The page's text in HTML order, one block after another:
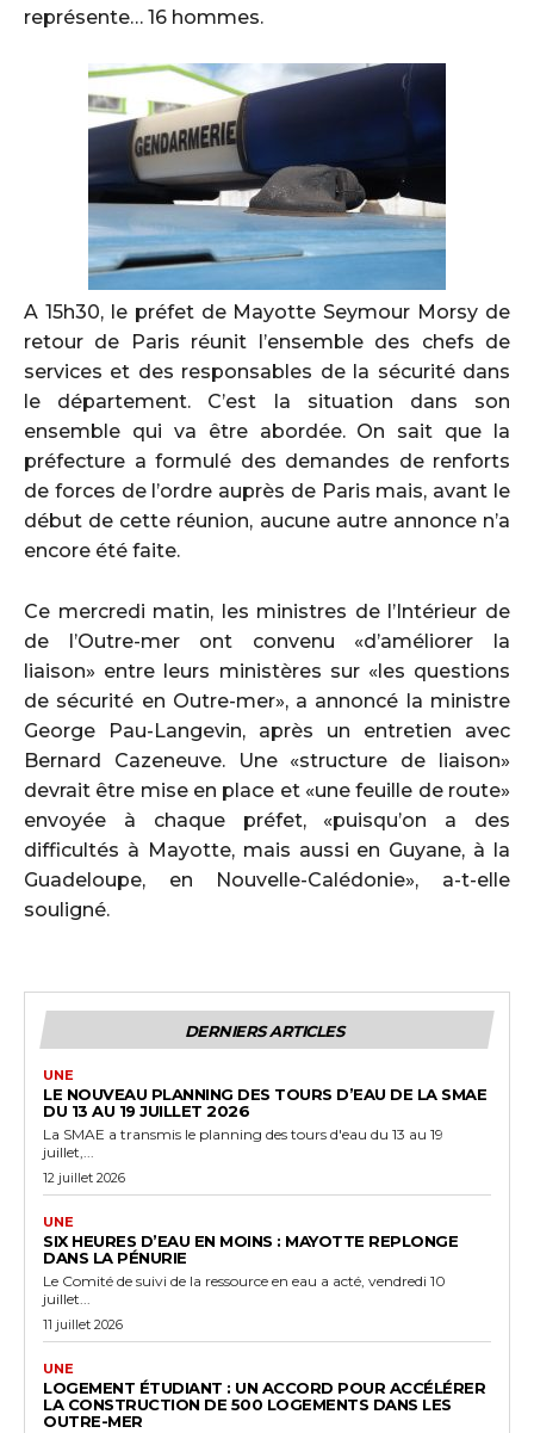
représente… 16 hommes.
A 15h30, le préfet de Mayotte Seymour Morsy de
retour de Paris réunit l’ensemble des chefs de
services et des responsables de la sécurité dans
le département. C’est la situation dans son
ensemble qui va être abordée. On sait que la
préfecture a formulé des demandes de renforts
de forces de l’ordre auprès de Paris mais, avant le
début de cette réunion, aucune autre annonce n’a
encore été faite.
Ce mercredi matin, les ministres de l’Intérieur de
de l’Outre-mer ont convenu «d’améliorer la
liaison» entre leurs ministères sur «les questions
de sécurité en Outre-mer», a annoncé la ministre
George Pau-Langevin, après un entretien avec
Bernard Cazeneuve. Une «structure de liaison»
devrait être mise en place et «une feuille de route»
envoyée à chaque préfet, «puisqu’on a des
difficultés à Mayotte, mais aussi en Guyane, à la
Guadeloupe, en Nouvelle-Calédonie», a-t-elle
souligné.
DERNIERS ARTICLES
UNE
LE NOUVEAU PLANNING DES TOURS D’EAU DE LA SMAE
DU 13 AU 19 JUILLET 2026
La SMAE a transmis le planning des tours d'eau du 13 au 19
juillet,...
12 juillet 2026
UNE
SIX HEURES D’EAU EN MOINS : MAYOTTE REPLONGE
DANS LA PÉNURIE
Le Comité de suivi de la ressource en eau a acté, vendredi 10
juillet...
11 juillet 2026
UNE
LOGEMENT ÉTUDIANT : UN ACCORD POUR ACCÉLÉRER
LA CONSTRUCTION DE 500 LOGEMENTS DANS LES
OUTRE-MER